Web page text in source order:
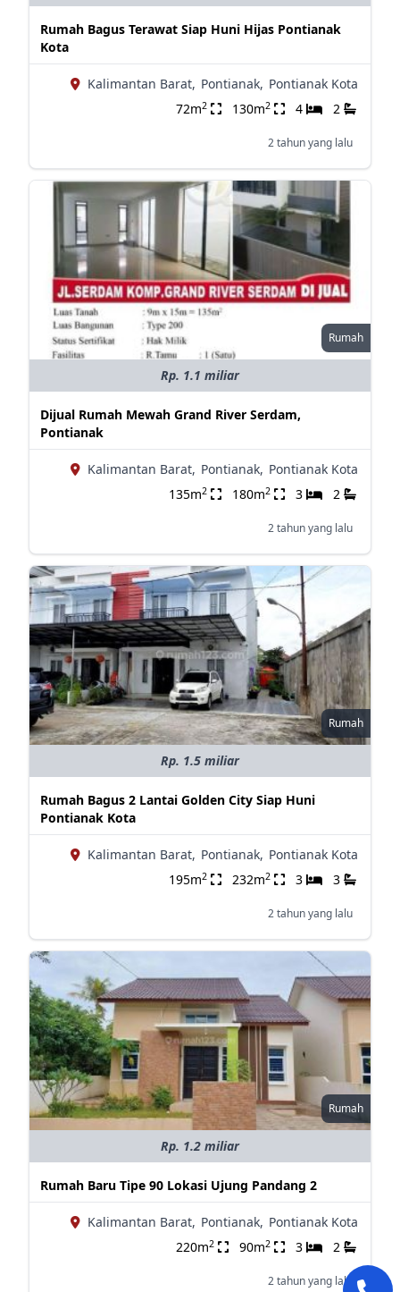
Rumah Bagus Terawat Siap Huni Hijas Pontianak
Kota
Kalimantan Barat, Pontianak, Pontianak Kota
72m2 130m2 4 2
2 tahun yang lalu
Rumah
Rp. 1.1 miliar
Dijual Rumah Mewah Grand River Serdam,
Pontianak
Kalimantan Barat, Pontianak, Pontianak Kota
135m2 180m2 3 2
2 tahun yang lalu
Rumah
Rp. 1.5 miliar
Rumah Bagus 2 Lantai Golden City Siap Huni
Pontianak Kota
Kalimantan Barat, Pontianak, Pontianak Kota
195m2 232m2 3 3
2 tahun yang lalu
Rumah
Rp. 1.2 miliar
Rumah Baru Tipe 90 Lokasi Ujung Pandang 2
Kalimantan Barat, Pontianak, Pontianak Kota
220m2 90m2 3 2
2 tahun yang lalu